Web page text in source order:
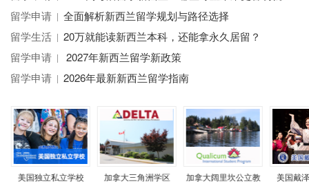
业？
留学申请
全面解析新西兰留学规划与路径选择
留学生活
20万就能读新西兰本科，还能拿永久居留？
留学申请
2027年新西兰留学新政策
留学申请
2026年最新新西兰留学指南
美国独立私立学校 加拿大三角洲学区
加拿大阔里坎公立教
美国戴